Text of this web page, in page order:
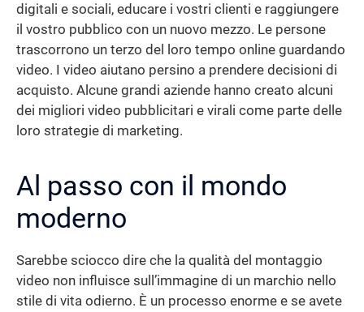
digitali e sociali, educare i vostri clienti e raggiungere
il vostro pubblico con un nuovo mezzo. Le persone
trascorrono un terzo del loro tempo online guardando
video. I video aiutano persino a prendere decisioni di
acquisto. Alcune grandi aziende hanno creato alcuni
dei migliori video pubblicitari e virali come parte delle
loro strategie di marketing.
Al passo con il mondo
moderno
Sarebbe sciocco dire che la qualità del montaggio
video non influisce sull’immagine di un marchio nello
stile di vita odierno. È un processo enorme e se avete